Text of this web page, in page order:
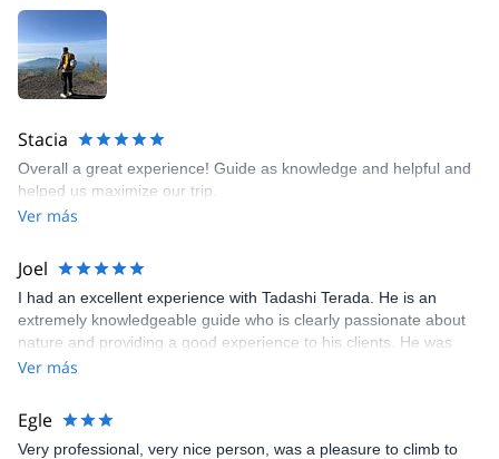
Stacia
Overall a great experience! Guide as knowledge and helpful and
helped us maximize our trip.
Ver más
Joel
I had an excellent experience with Tadashi Terada. He is an
extremely knowledgeable guide who is clearly passionate about
nature and providing a good experience to his clients. He was
easy to get into contact with and provided excellent advice for
bring to rent. I highly recommend him if you want to successfully
climb Mt. Fuji.
Ver más
Egle
Very professional, very nice person, was a pleasure to climb to